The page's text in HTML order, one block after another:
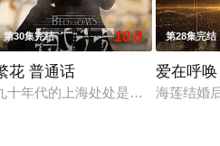
《麦河》改编，以丰南区小城镇
第30集完结 10.0
花 普通话
十年代的上海处处是机遇与希望。
第28集完结
爱在呼唤
海莲结婚